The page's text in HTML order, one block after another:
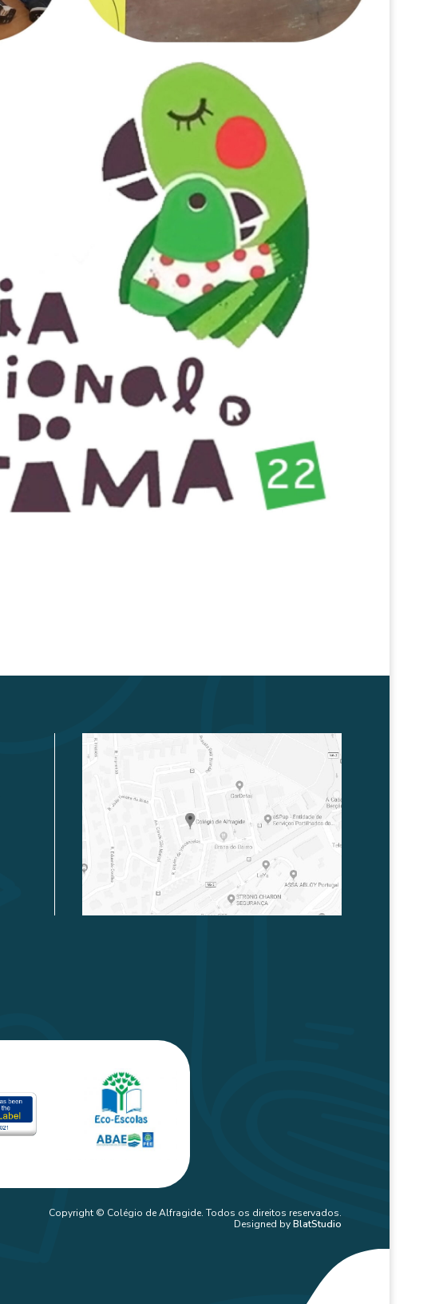
Copyright © Colégio de Alfragide. Todos os direitos reservados.
Designed byBlatStudio